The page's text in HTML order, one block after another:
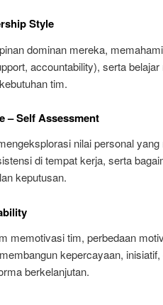
Style
dominan mereka,
accountability), serta
tim.
– Self Assessment
nilai personal
di tempat kerja, serta
keputusan.
memotivasi tim, perbedaan
kepercayaan,
berkelanjutan.